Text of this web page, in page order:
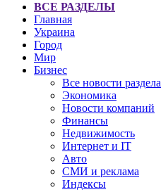
ВСЕ РАЗДЕЛЫ
Главная
Украина
Город
Мир
Бизнес
Все новости раздела
Экономика
Новости компаний
Финансы
Недвижимость
Интернет и IT
Авто
СМИ и реклама
Индексы